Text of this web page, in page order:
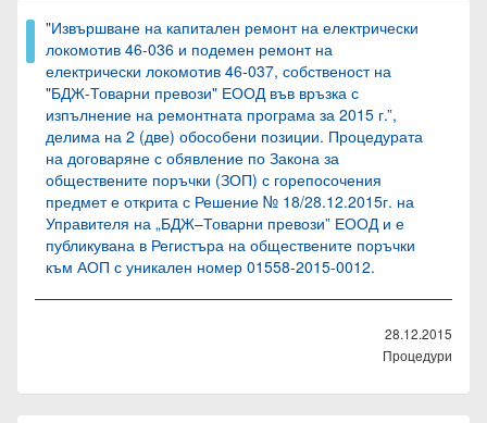
"Извършване на капитален ремонт на електрически
локомотив 46-036 и подемен ремонт на
електрически локомотив 46-037, собственост на
"БДЖ-Товарни превози" ЕООД във връзка с
изпълнение на ремонтната програма за 2015 г.”,
делима на 2 (две) обособени позиции. Процедурата
на договаряне с обявление по Закона за
обществените поръчки (ЗОП) с горепосочения
предмет е открита с Решение № 18/28.12.2015г. на
Управителя на „БДЖ–Товарни превози” ЕООД и е
публикувана в Регистъра на обществените поръчки
към АОП с уникален номер 01558-2015-0012.
28.12.2015
Процедури